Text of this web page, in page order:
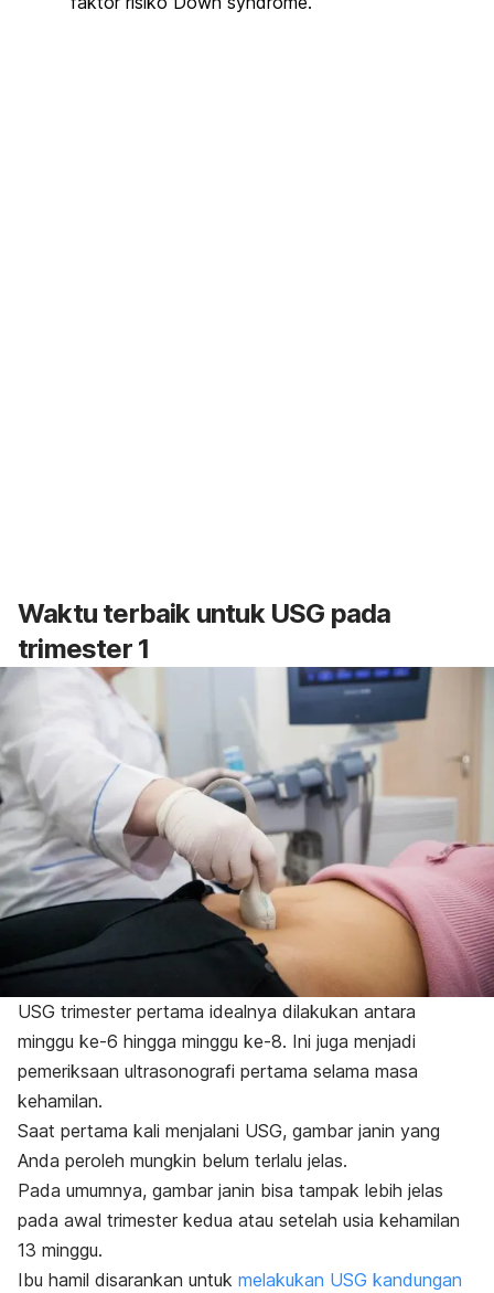
Waktu terbaik untuk USG pada
trimester 1
USG trimester pertama idealnya dilakukan antara
minggu ke-6 hingga minggu ke-8. Ini juga menjadi
pemeriksaan ultrasonografi pertama selama masa
kehamilan.
Saat pertama kali menjalani USG, gambar janin yang
Anda peroleh mungkin belum terlalu jelas.
Pada umumnya, gambar janin bisa tampak lebih jelas
pada awal trimester kedua atau setelah usia kehamilan
13 minggu.
Ibu hamil disarankan untuk melakukan USG kandungan